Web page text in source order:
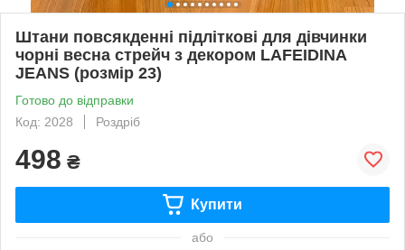
Штани повсякденні підліткові для дівчинки
чорні весна стрейч з декором LAFEIDINA
JEANS (розмір 23)
Готово до відправки
Код: 2028
Роздріб
498 ₴
Купити
або